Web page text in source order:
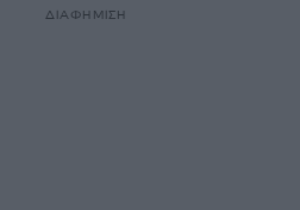
ΔΙΑΦΗΜΙΣΗ